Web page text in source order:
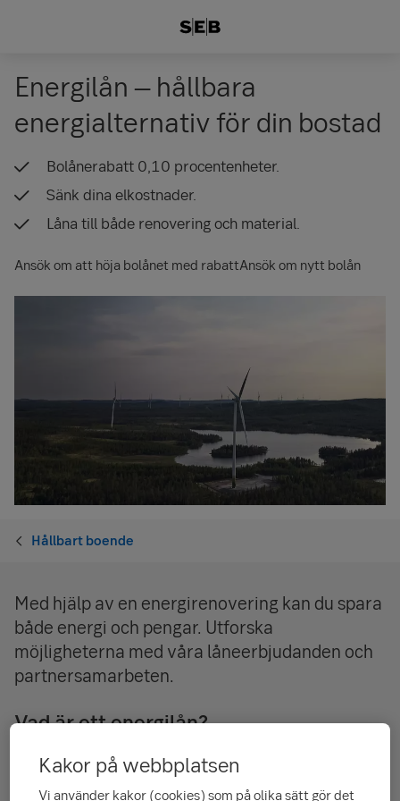
Energilån – hållbara
energialternativ för din bostad
Bolånerabatt 0,10 procentenheter.
Sänk dina elkostnader.
Låna till både renovering och material.
Ansök om att höja bolånet med rabattAnsök om nytt bolån
Hållbart boende
Med hjälp av en energi­renovering kan du spara
både energi och pengar. Utforska
möjligheterna med våra låne­erbjudanden och
partner­samarbeten.
Vad är ett energilån?
Vårt energilån är en rabatterad höjning av ditt bolån. Du får
0,10 procent­enheters ränte­rabatt på höjnings­beloppet om du
använder det till att finansiera energi­förbättrande åtgärder
Kakor på webbplatsen
Vi använder kakor (cookies) som på olika sätt gör det